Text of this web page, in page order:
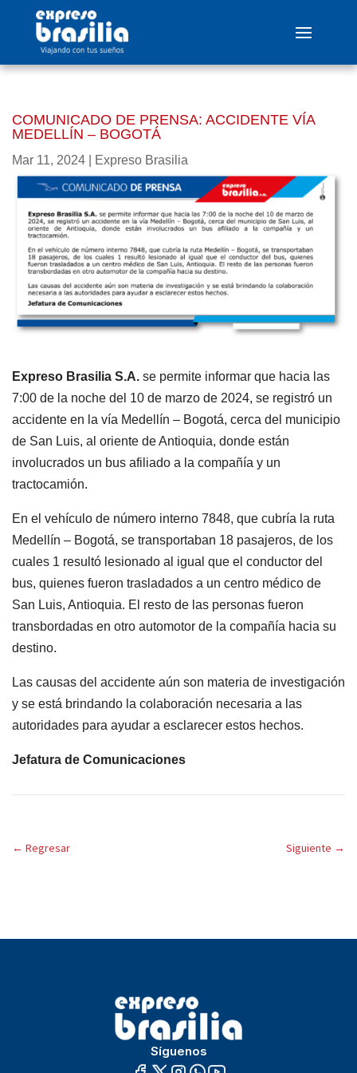
COMUNICADO DE PRENSA: ACCIDENTE VÍA
MEDELLÍN – BOGOTÁ
Mar 11, 2024 Expreso Brasilia
Expreso Brasilia S.A. se permite informar que hacia las
7:00 de la noche del 10 de marzo de 2024, se registró un
accidente en la vía Medellín – Bogotá, cerca del municipio
de San Luis, al oriente de Antioquia, donde están
involucrados un bus afiliado a la compañía y un
tractocamión.
En el vehículo de número interno 7848, que cubría la ruta
Medellín – Bogotá, se transportaban 18 pasajeros, de los
cuales 1 resultó lesionado al igual que el conductor del
bus, quienes fueron trasladados a un centro médico de
San Luis, Antioquia. El resto de las personas fueron
transbordadas en otro automotor de la compañía hacia su
destino.
Las causas del accidente aún son materia de investigación
y se está brindando la colaboración necesaria a las
autoridades para ayudar a esclarecer estos hechos.
Jefatura de Comunicaciones
← Regresar Siguiente →
Síguenos